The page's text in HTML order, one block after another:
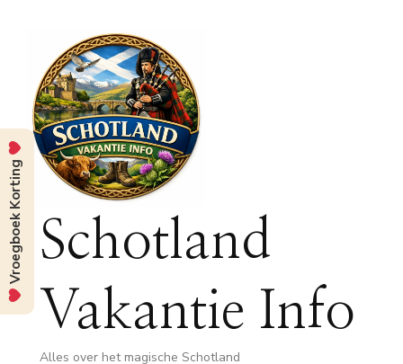
Schotland
Vakantie Info
Alles over het magische Schotland
Vroegboek Korting